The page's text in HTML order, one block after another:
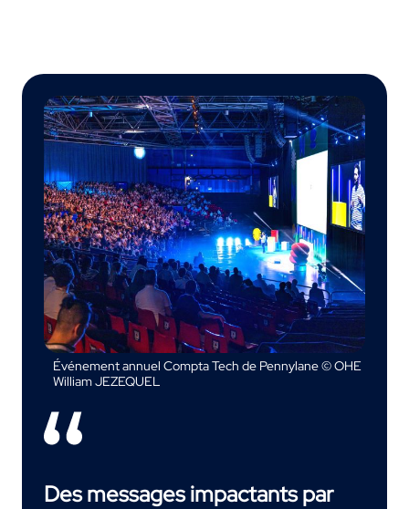
Événement annuel Compta Tech de Pennylane © OHE
William JEZEQUEL
Des messages impactants par